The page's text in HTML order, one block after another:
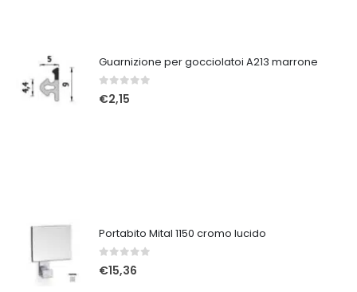
Guarnizione per gocciolatoi A213 marrone
0Su 5
€2,15
Portabito Mital 1150 cromo lucido
0Su 5
€15,36